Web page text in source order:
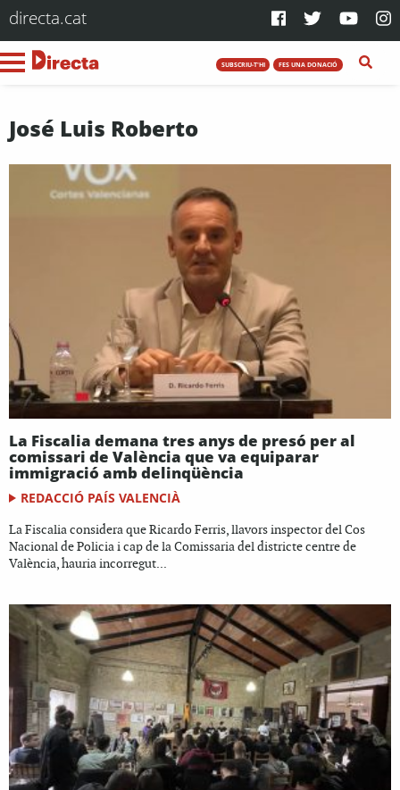
directa.cat
SUBSCRIU-T'HI FES UNA DONACIÓ
José Luis Roberto
La Fiscalia demana tres anys de presó per al
comissari de València que va equiparar
immigració amb delinqüència
REDACCIÓ PAÍS VALENCIÀ
La Fiscalia considera que Ricardo Ferris, llavors inspector del Cos
Nacional de Policia i cap de la Comissaria del districte centre de
València, hauria incorregut...